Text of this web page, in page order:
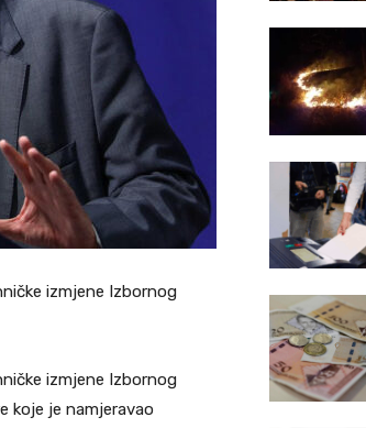
izmjene Izbornog
izmjene Izbornog
koje je namjeravao